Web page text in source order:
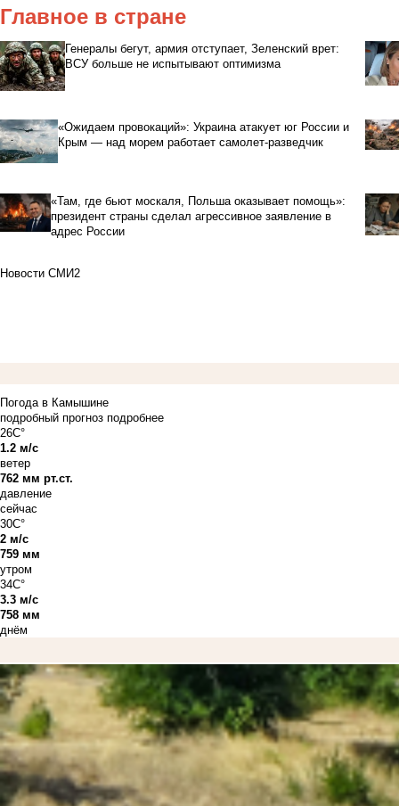
Главное в стране
Генералы бегут, армия отступает, Зеленский врет:
ВСУ больше не испытывают оптимизма
«Ожидаем провокаций»: Украина атакует юг России и
Крым — над морем работает самолет-разведчик
«Там, где бьют москаля, Польша оказывает помощь»:
президент страны сделал агрессивное заявление в
адрес России
Новости СМИ2
Погода в Камышине
подробный прогноз подробнее
26C°
1.2 м/с
ветер
762 мм рт.ст.
давление
сейчас
30C°
2 м/с
759 мм
утром
34C°
3.3 м/с
758 мм
днём